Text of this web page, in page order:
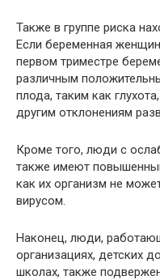
Также в группе риска
Если беременная
первом триместре
различным
плода, таким как
другим отклонениям
Кроме того, люди с
также имеют
как их организм не
вирусом.
Наконец, люди,
организациях, детских
школах, также